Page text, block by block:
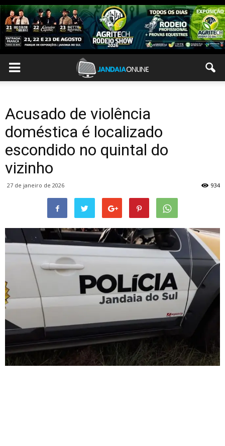
Acusado de violência
doméstica é localizado
escondido no quintal do
vizinho
27 de janeiro de 2026 934